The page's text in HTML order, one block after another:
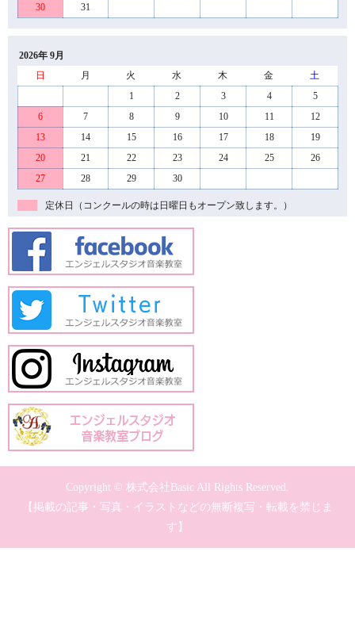
30
31
2026年 9月
日
月 火 水 木 金
土
1
2 3 4
5
6
7 8 9 10 11
12
13
14 15 16 17 18
19
20
21 22 23 24 25
26
27
28 29 30
定休日（コンクールの時は日曜日もオープン致します。）
Copyright © 株式会社Basic All Rights Reserved.
【掲載の記事・写真・イラストなどの無断複写・転載を禁じま
す】